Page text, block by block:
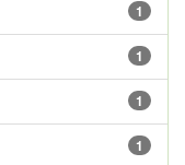
1
1
1
1